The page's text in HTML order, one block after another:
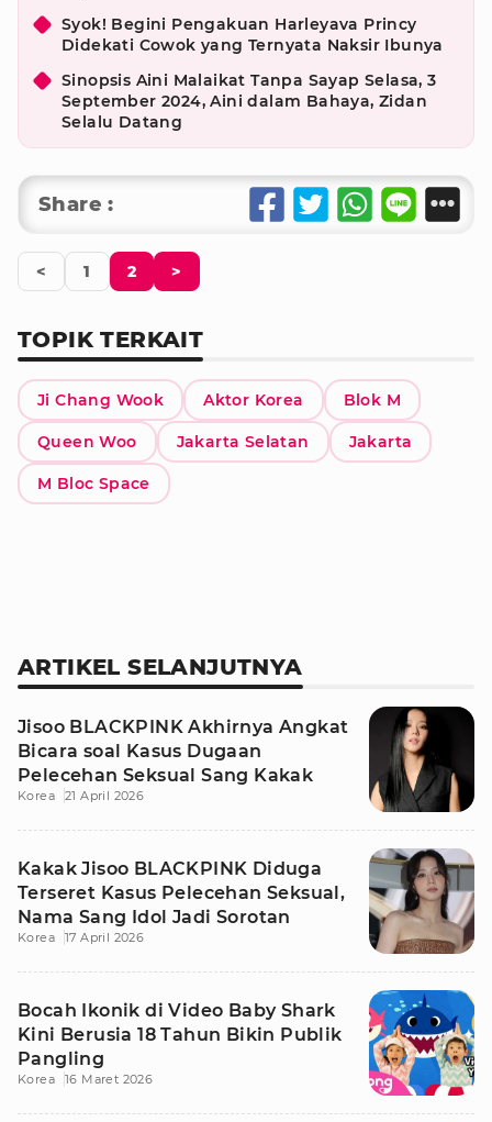
Syok! Begini Pengakuan Harleyava Princy
Didekati Cowok yang Ternyata Naksir Ibunya
Sinopsis Aini Malaikat Tanpa Sayap Selasa, 3
September 2024, Aini dalam Bahaya, Zidan
Selalu Datang
Share :
< 1 2 >
TOPIK TERKAIT
Ji Chang Wook Aktor Korea Blok M
Queen Woo Jakarta Selatan Jakarta
M Bloc Space
ARTIKEL SELANJUTNYA
Jisoo BLACKPINK Akhirnya Angkat
Bicara soal Kasus Dugaan
Pelecehan Seksual Sang Kakak
Korea 21 April 2026
Kakak Jisoo BLACKPINK Diduga
Terseret Kasus Pelecehan Seksual,
Nama Sang Idol Jadi Sorotan
Korea 17 April 2026
Bocah Ikonik di Video Baby Shark
Kini Berusia 18 Tahun Bikin Publik
Pangling
Korea 16 Maret 2026